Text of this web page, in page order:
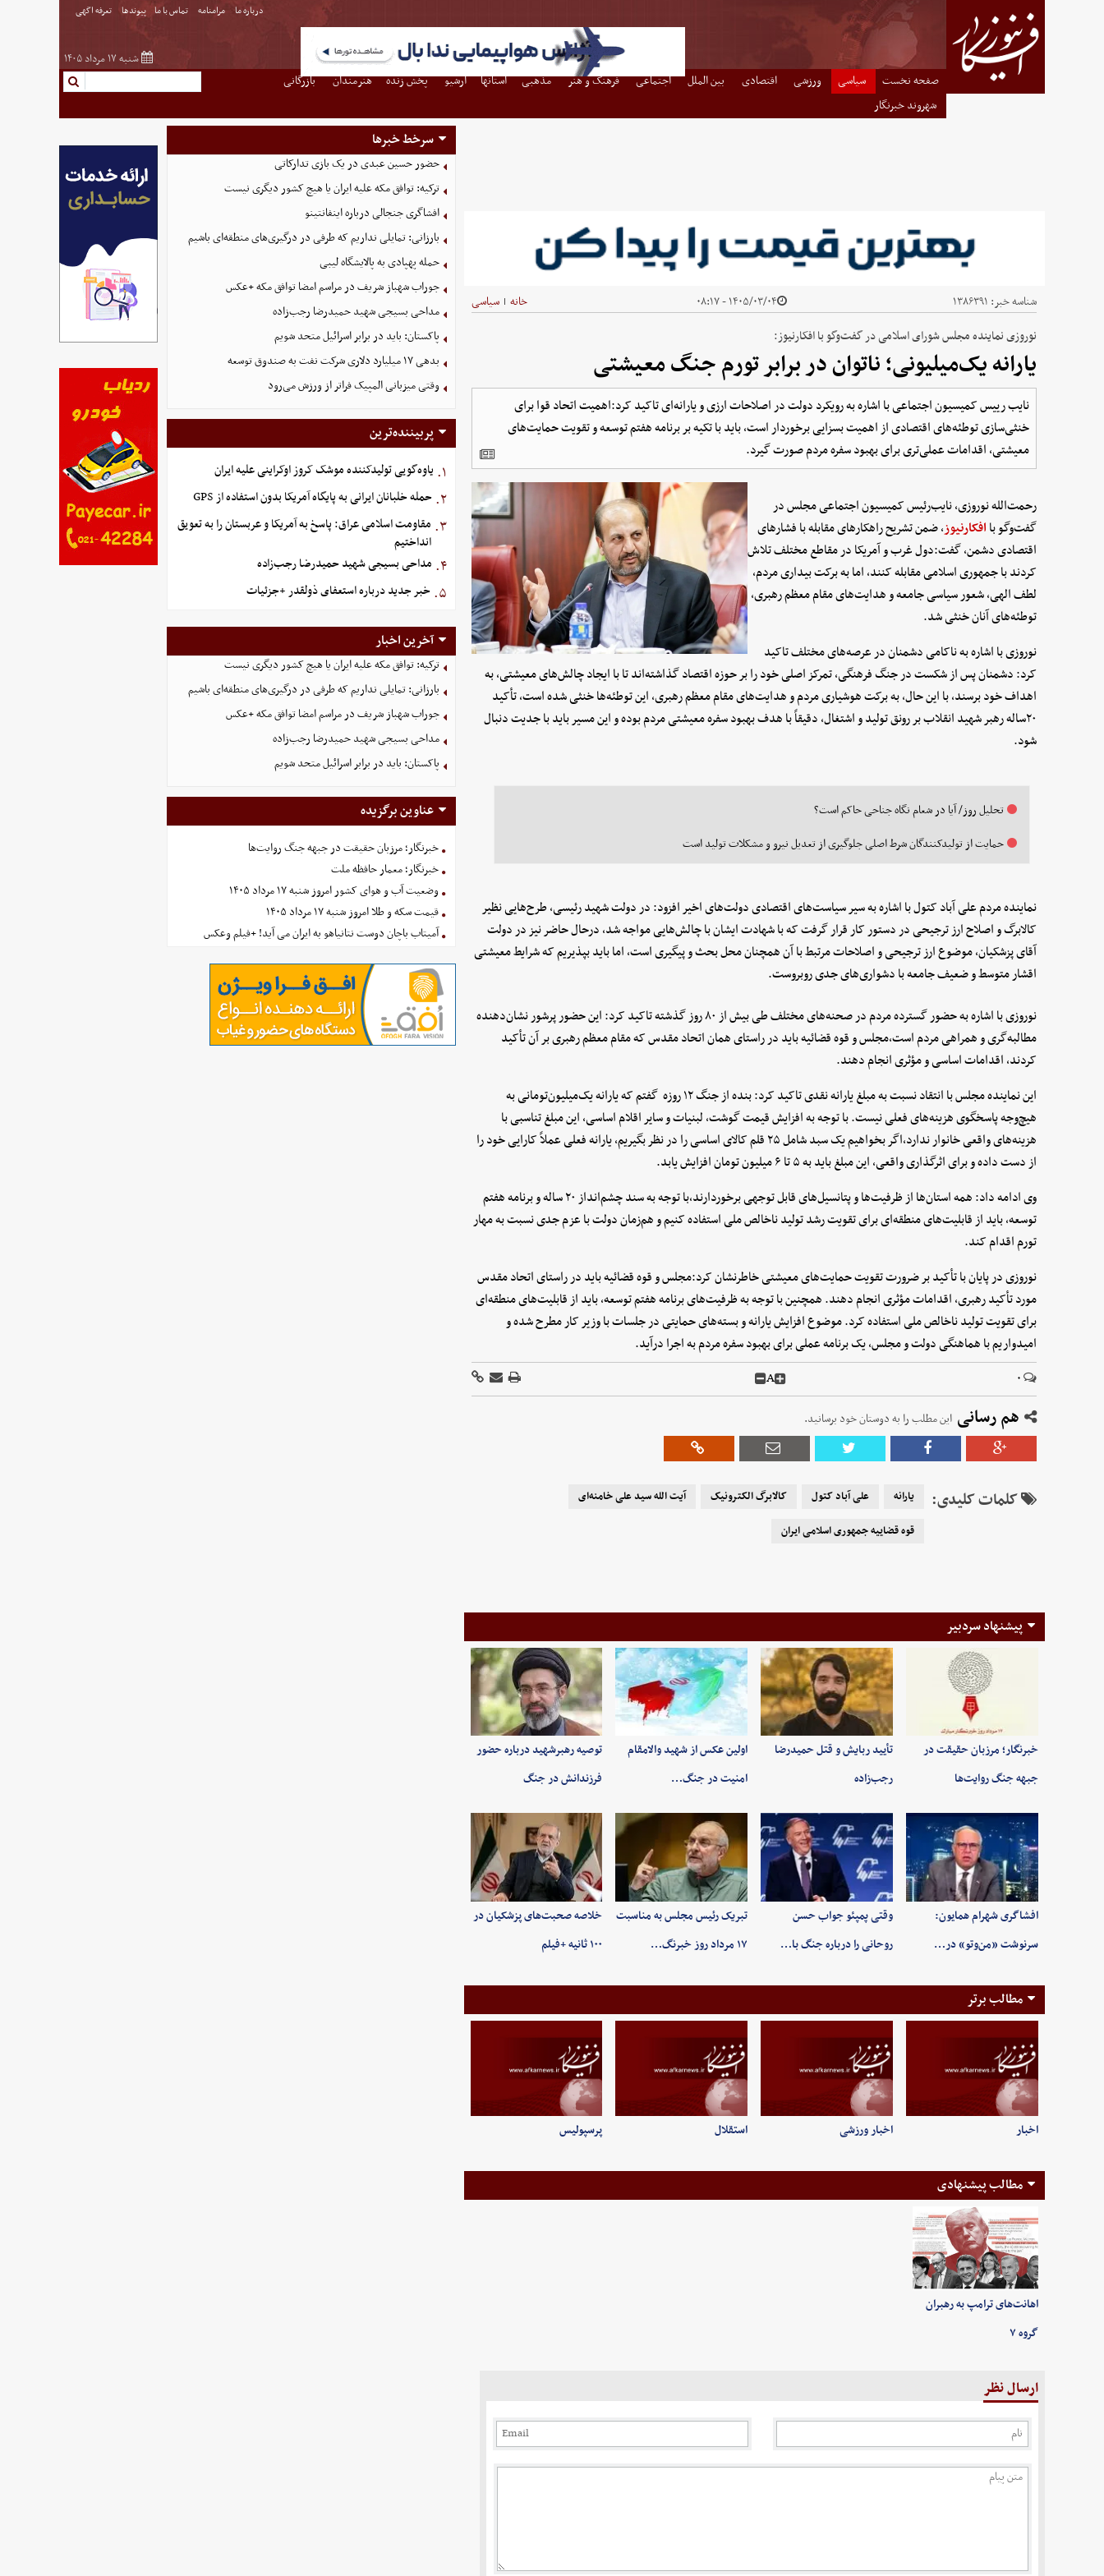
درباره ما مرامنامه تماس با ما پیوندها تعرفه اگهی
شنبه ۱۷ مرداد ۱۴۰۵
صفحه نخست سیاسی ورزشی اقتصادی بین الملل اجتماعی فرهنگ و هنر مذهبی استانها آرشیو پخش زنده هنرمندان
بازرگانی
شهروند خبرنگار
شناسه خبر: ۱۳۸۶۳۹۱ ۱۴۰۵/۰۳/۰۴ - ۰۸:۱۷ خانه | سیاسی
نوروزی نماینده مجلس شورای اسلامی در گفت‌وگو با افکارنیوز:
یارانه یک‌میلیونی؛ ناتوان در برابر تورم جنگ معیشتی
نایب رییس کمیسیون اجتماعی با اشاره به رویکرد دولت‌ در اصلاحات ارزی و یارانه‌ای تاکید کرد:اهمیت اتحاد قوا برای
خنثی‌سازی توطئه‌های اقتصادی از اهمیت بسزایی برخوردار است، باید با تکیه بر برنامه هفتم توسعه و تقویت حمایت‌های
معیشتی، اقدامات عملی‌تری برای بهبود سفره مردم صورت گیرد.
رحمت‌الله نوروزی، نایب‌رئیس کمیسیون اجتماعی مجلس در
گفت‌وگو باافکارنیوز، ضمن تشریح راهکارهای مقابله با فشارهای
اقتصادی دشمن، گفت:دول غرب و آمریکا در مقاطع مختلف تلاش
کردند با جمهوری اسلامی مقابله کنند، اما به برکت بیداری مردم،
لطف الهی، شعور سیاسی جامعه و هدایت‌های مقام معظم رهبری،
توطئه‌های آنان خنثی شد.
نوروزی با اشاره به ناکامی دشمنان در عرصه‌های مختلف تاکید
کرد: دشمنان پس از شکست در جنگ فرهنگی، تمرکز اصلی خود را بر حوزه اقتصاد گذاشته‌اند تا با ایجاد چالش‌های معیشتی، به
اهداف خود برسند، با این حال، به برکت هوشیاری مردم و هدایت‌های مقام معظم رهبری، این توطئه‌ها خنثی شده است، تأکید
۲۰ساله رهبر شهید انقلاب بر رونق تولید و اشتغال، دقیقاً با هدف بهبود سفره معیشتی مردم بوده و این مسیر باید با جدیت دنبال
شود.
تحلیل روز/ آیا در شعام نگاه جناحی حاکم است؟
حمایت از تولیدکنندگان شرط اصلی جلوگیری از تعدیل نیرو و مشکلات تولید است
نماینده مردم علی آباد کتول با اشاره به سیر سیاست‌های اقتصادی دولت‌های اخیر افزود: در دولت شهید رئیسی، طرح‌هایی نظیر
کالابرگ و اصلاح ارز ترجیحی در دستور کار قرار گرفت که با شهادت ایشان با چالش‌هایی مواجه شد، درحال حاضر نیز در دولت
آقای پزشکیان، موضوع ارز ترجیحی و اصلاحات مرتبط با آن همچنان محل بحث و پیگیری است، اما باید بپذیریم که شرایط معیشتی
اقشار متوسط و ضعیف جامعه با دشواری‌های جدی روبروست.
نوروزی با اشاره به حضور گسترده مردم در صحنه‌های مختلف طی بیش از ۸۰ روز گذشته تاکید کرد: این حضور پرشور نشان‌دهنده
مطالبه‌گری و همراهی مردم است،مجلس و قوه قضائیه باید در راستای همان اتحاد مقدس که مقام معظم رهبری بر آن تأکید
کردند، اقدامات اساسی و مؤثری انجام دهند.
این نماینده مجلس با انتقاد نسبت به مبلغ یارانه نقدی تاکید کرد: بنده از جنگ ۱۲ روزه گفتم که یارانه یک‌میلیون‌تومانی به
هیچ‌وجه پاسخگوی هزینه‌های فعلی نیست. با توجه به افزایش قیمت گوشت، لبنیات و سایر اقلام اساسی، این مبلغ تناسبی با
هزینه‌های واقعی خانوار ندارد،اگر بخواهیم یک سبد شامل ۲۵ قلم کالای اساسی را در نظر بگیریم، یارانه فعلی عملاً کارایی خود را
از دست داده و برای اثرگذاری واقعی، این مبلغ باید به ۵ تا ۶ میلیون تومان افزایش یابد.
وی ادامه داد: همه استان‌ها از ظرفیت‌ها و پتانسیل‌های قابل توجهی برخوردارند،با توجه به سند چشم‌انداز ۲۰ ساله و برنامه هفتم
توسعه، باید از قابلیت‌های منطقه‌ای برای تقویت رشد تولید ناخالص ملی استفاده کنیم و هم‌زمان دولت با عزم جدی نسبت به مهار
تورم اقدام کند.
نوروزی در پایان با تأکید بر ضرورت تقویت حمایت‌های معیشتی خاطرنشان کرد:مجلس و قوه قضائیه باید در راستای اتحاد مقدس
مورد تأکید رهبری، اقدامات مؤثری انجام دهند. همچنین با توجه به ظرفیت‌های برنامه هفتم توسعه، باید از قابلیت‌های منطقه‌ای
برای تقویت تولید ناخالص ملی استفاده کرد. موضوع افزایش یارانه و بسته‌های حمایتی در جلسات با وزیر کار مطرح شده و
امیدواریم با هماهنگی دولت و مجلس، یک برنامه عملی برای بهبود سفره مردم به اجرا درآید.
۰ A
هم رسانی این مطلب را به دوستان خود برسانید.
کلمات کلیدی: یارانه علی آباد کتول کالابرگ الکترونیک
آیت الله سید علی خامنه‌ای
قوه قضاییه جمهوری اسلامی ایران
پیشنهاد سردبیر
خبرنگار؛ مرزبان حقیقت در
جبهه جنگ روایت‌ها
تأیید ربایش و قتل حمیدرضا
رجب‌زاده
اولین عکس از شهید والامقام
امنیت در جنگ…
توصیه رهبرشهید درباره حضور
فرزندانش در جنگ
افشاگری شهرام همایون:
سرنوشت «من‌وتو» در…
وقتی پمپئو جواب حسن
روحانی را درباره جنگ با…
تبریک رئیس مجلس به مناسبت
۱۷ مرداد روز خبرنگ…
خلاصه صحبت‌های پزشکیان در
۱۰۰ ثانیه +فیلم
مطالب برتر
اخبار اخبار ورزشی استقلال پرسپولیس
مطالب پیشنهادی
اهانت‌های ترامپ به رهبران
گروه ۷
ارسال نظر
سرخط خبرها
حضور حسین عبدی در یک بازی تدارکاتی
ترکیه: توافق مکه علیه ایران یا هیچ کشور دیگری نیست
افشاگری جنجالی درباره اینفانتینو
بارزانی: تمایلی نداریم که طرفی در درگیری‌های منطقه‌ای باشیم
حمله پهپادی به پالایشگاه لیبی
جوراب‌ شهباز شریف در مراسم امضا توافق‌ مکه +عکس
مداحی بسیجی شهید حمیدرضا رجب‌زاده
پاکستان: باید در برابر اسرائیل متحد شویم
بدهی ١٧ میلیارد دلاری شرکت نفت به صندوق توسعه
وقتی میزبانی المپیک فراتر از ورزش می‌رود
پربیننده‌ترین
۱. یاوه‌گویی تولیدکننده موشک کروز اوکراینی علیه ایران
۲. حمله خلبانان ایرانی به پایگاه آمریکا بدون استفاده از GPS
۳. مقاومت اسلامی عراق: پاسخ به آمریکا و عربستان را به تعویق
انداختیم
۴. مداحی بسیجی شهید حمیدرضا رجب‌زاده
۵. خبر جدید درباره استعفای ذولقدر +جزئیات
آخرین اخبار
ترکیه: توافق مکه علیه ایران یا هیچ کشور دیگری نیست
بارزانی: تمایلی نداریم که طرفی در درگیری‌های منطقه‌ای باشیم
جوراب‌ شهباز شریف در مراسم امضا توافق‌ مکه +عکس
مداحی بسیجی شهید حمیدرضا رجب‌زاده
پاکستان: باید در برابر اسرائیل متحد شویم
عناوین برگزیده
خبرنگار؛ مرزبان حقیقت در جبهه جنگ روایت‌ها
خبرنگار؛ معمار حافظه ملت
وضعیت آب و هوای کشور امروز شنبه ۱۷ مرداد ۱۴۰۵
قیمت سکه و طلا امروز شنبه ۱۷ مرداد ۱۴۰۵
آمیتاب باچان دوست نتانیاهو به ایران می آید! +فیلم وعکس